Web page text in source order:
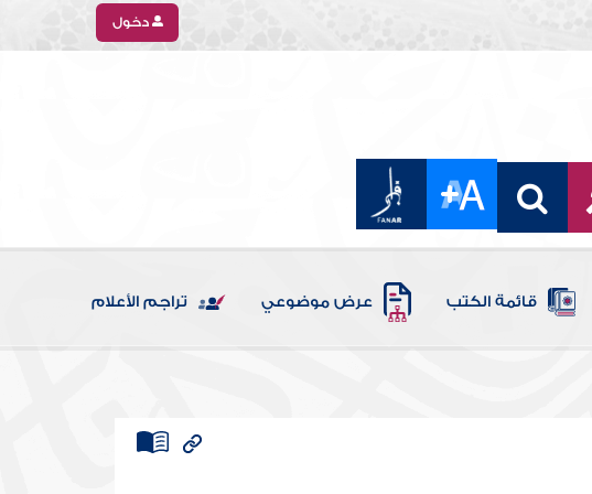
دخول
قائمة الكتب عرض موضوعي تراجم الأعلام